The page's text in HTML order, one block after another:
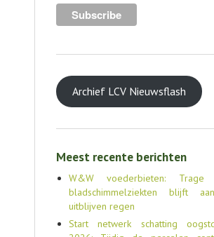
Archief LCV Nieuwsflash
Meest recente berichten
W&W voederbieten: Trage
bladschimmelziekten blijft
uitblijven regen
Start netwerk schatting